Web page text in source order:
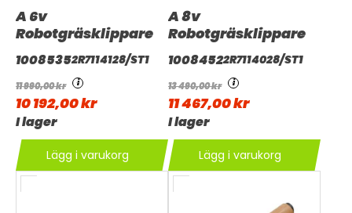
A 6v
Robotgräsklippare
10085352R7114128/ST1
11 990,00 kr i
10 192,00 kr
I lager
Lägg i varukorg
A 8v
Robotgräsklippare
10084522R7114028/ST1
13 490,00 kr i
11 467,00 kr
I lager
Lägg i varukorg